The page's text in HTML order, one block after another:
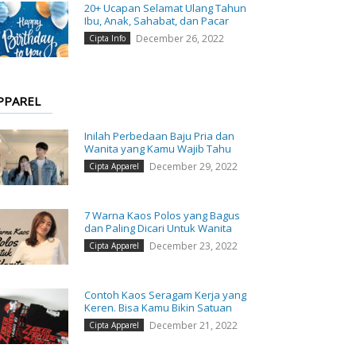
20+ Ucapan Selamat Ulang Tahun
Ibu, Anak, Sahabat, dan Pacar
Cipta Info December 26, 2022
Inilah Perbedaan Baju Pria dan
Wanita yang Kamu Wajib Tahu
Cipta Apparel December 29, 2022
7 Warna Kaos Polos yang Bagus
dan Paling Dicari Untuk Wanita
Cipta Apparel December 23, 2022
Contoh Kaos Seragam Kerja yang
Keren. Bisa Kamu Bikin Satuan
Cipta Apparel December 21, 2022